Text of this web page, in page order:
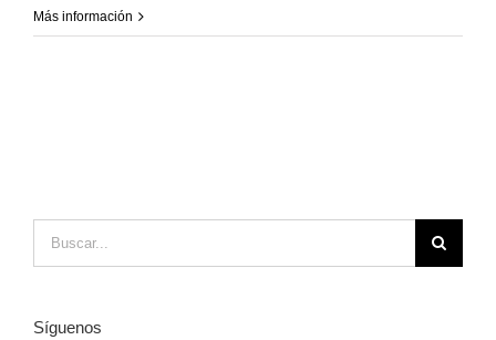
Más información
Síguenos